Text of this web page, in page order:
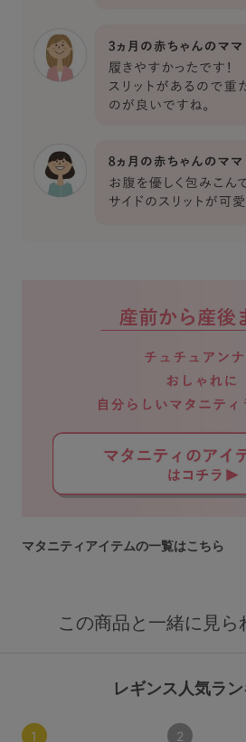
マタニティアイテムの一覧はこちら
この商品と一緒に見ら
レギンス人気ラ
1 2